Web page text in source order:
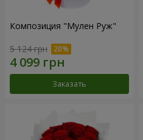
Композиция "Мулен Руж"
5 124 грн
Заказать